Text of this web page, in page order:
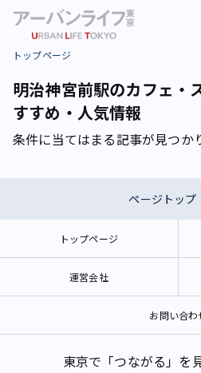
トップページ
明治神宮前駅のカフェ・
すすめ・人気情報
条件に当てはまる記事が見つか
ページトップ
トップページ
運営会社
お問い合わ
東京で「つながる」を